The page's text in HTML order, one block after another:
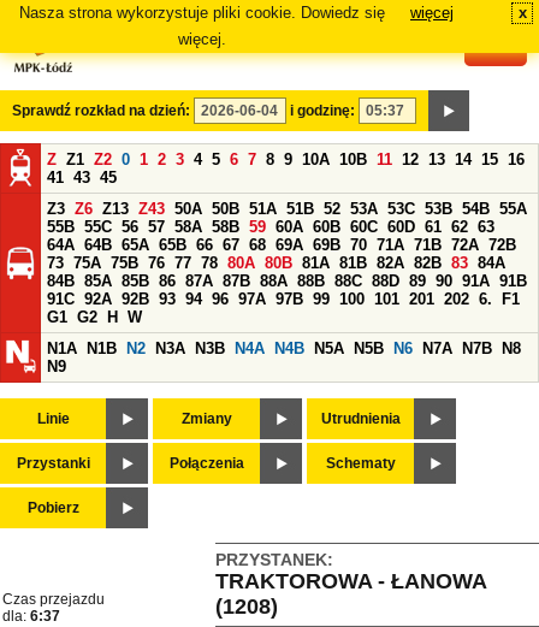
Nasza strona wykorzystuje pliki cookie. Dowiedz się
więcej.
więcej x
Sprawdź rozkład na dzień: i godzinę:
Z Z1 Z2 0 1 2 3 4 5 6 7 8 9 10A 10B 11 12 13 14 15 16
41 43 45
Z3 Z6 Z13 Z43 50A 50B 51A 51B 52 53A 53C 53B 54B 55A
55B 55C 56 57 58A 58B 59 60A 60B 60C 60D 61 62 63
64A 64B 65A 65B 66 67 68 69A 69B 70 71A 71B 72A 72B
73 75A 75B 76 77 78 80A 80B 81A 81B 82A 82B 83 84A
84B 85A 85B 86 87A 87B 88A 88B 88C 88D 89 90 91A 91B
91C 92A 92B 93 94 96 97A 97B 99 100 101 201 202 6.
F1
G1 G2 H
W
N1A
N1B N2 N3A N3B N4A N4B N5A N5B N6 N7A N7B
N8
N9
Linie Zmiany Utrudnienia
Przystanki Połączenia Schematy
Pobierz
PRZYSTANEK:
TRAKTOROWA - ŁANOWA
(1208)
Czas przejazdu
dla: 6:37